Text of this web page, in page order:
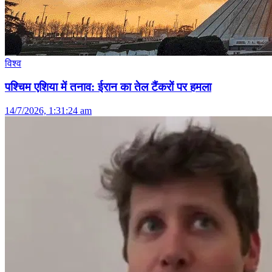
विश्व
पश्चिम एशिया में तनाव: ईरान का तेल टैंकरों पर हमला
14/7/2026, 1:31:24 am